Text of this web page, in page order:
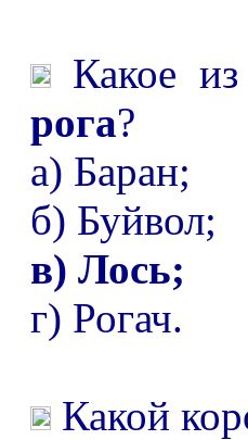
Какое
рога?
а) Баран;
б) Буйвол;
в) Лось;
г) Рогач.
Какой